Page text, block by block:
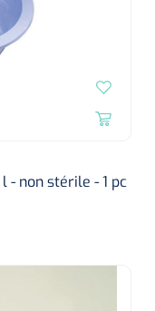
- non stérile - 1 pc